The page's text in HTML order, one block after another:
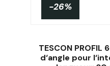
-26%
TESCON
d‘angle pour